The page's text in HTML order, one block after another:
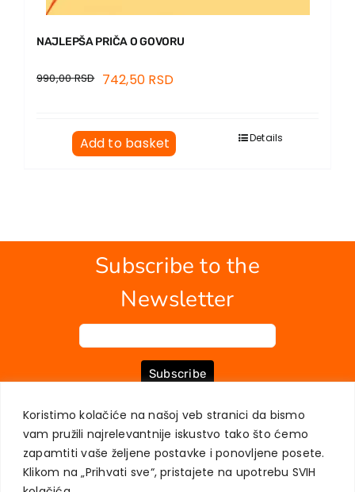
Koristimo kolačiće na našoj veb stranici da bismo
vam pružili najrelevantnije iskustvo tako što ćemo
zapamtiti vaše željene postavke i ponovljene posete.
Klikom na „Prihvati sve“, pristajete na upotrebu SVIH
NAJLEPŠA PRIČA O GOVORU
990,00RSD 742,50 RSD
Add to basket Details
Subscribe to the
Newsletter
Subscribe
ABOUT US BOOKS MY ACCOUNT CONTACT
TERMS OF PURCHASE
USER PRIVACY PROTECTION